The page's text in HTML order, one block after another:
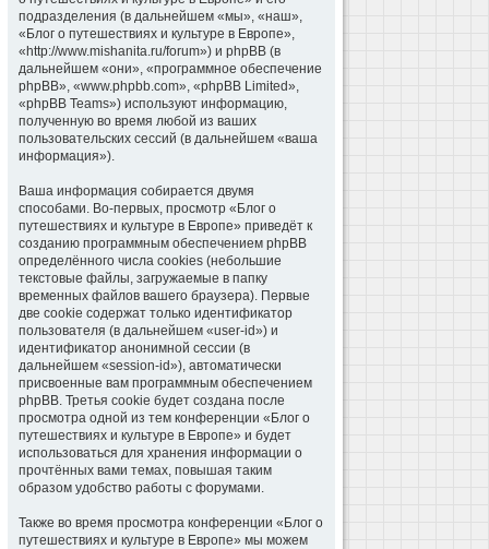
подразделения (в дальнейшем «мы», «наш»,
«Блог о путешествиях и культуре в Европе»,
«http://www.mishanita.ru/forum») и phpBB (в
дальнейшем «они», «программное обеспечение
phpBB», «www.phpbb.com», «phpBB Limited»,
«phpBB Teams») используют информацию,
полученную во время любой из ваших
пользовательских сессий (в дальнейшем «ваша
информация»).
Ваша информация собирается двумя
способами. Во-первых, просмотр «Блог о
путешествиях и культуре в Европе» приведёт к
созданию программным обеспечением phpBB
определённого числа cookies (небольшие
текстовые файлы, загружаемые в папку
временных файлов вашего браузера). Первые
две cookie содержат только идентификатор
пользователя (в дальнейшем «user-id») и
идентификатор анонимной сессии (в
дальнейшем «session-id»), автоматически
присвоенные вам программным обеспечением
phpBB. Третья cookie будет создана после
просмотра одной из тем конференции «Блог о
путешествиях и культуре в Европе» и будет
использоваться для хранения информации о
прочтённых вами темах, повышая таким
образом удобство работы с форумами.
Также во время просмотра конференции «Блог о
путешествиях и культуре в Европе» мы можем